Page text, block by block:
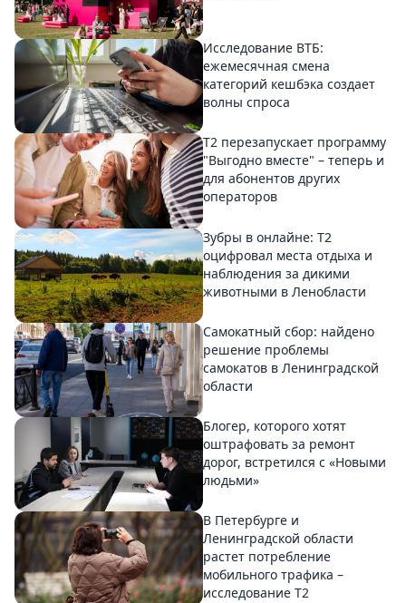
Исследование ВТБ:
ежемесячная смена
категорий кешбэка создает
волны спроса
Т2 перезапускает программу
"Выгодно вместе" – теперь и
для абонентов других
операторов
Зубры в онлайне: Т2
оцифровал места отдыха и
наблюдения за дикими
животными в Ленобласти
Самокатный сбор: найдено
решение проблемы
самокатов в Ленинградской
области
Блогер, которого хотят
оштрафовать за ремонт
дорог, встретился с «Новыми
людьми»
В Петербурге и
Ленинградской области
растет потребление
мобильного трафика –
исследование T2